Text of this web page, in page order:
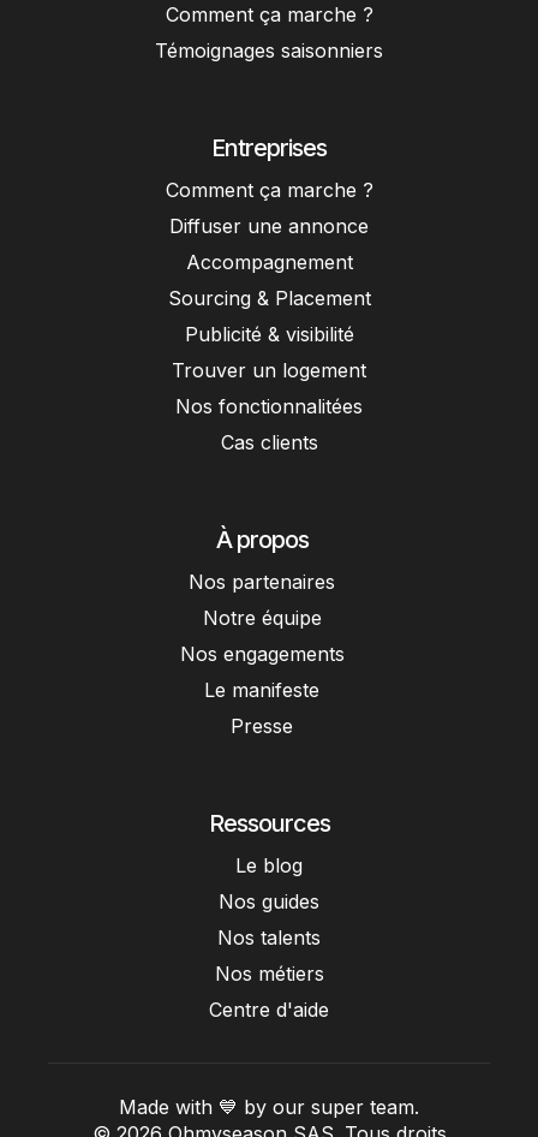
Comment ça marche ?
Témoignages saisonniers
Entreprises
Comment ça marche ?
Diffuser une annonce
Accompagnement
Sourcing & Placement
Publicité & visibilité
Trouver un logement
Nos fonctionnalitées
Cas clients
À propos
Nos partenaires
Notre équipe
Nos engagements
Le manifeste
Presse
Ressources
Le blog
Nos guides
Nos talents
Nos métiers
Centre d'aide
Made with 💙 by our super team.